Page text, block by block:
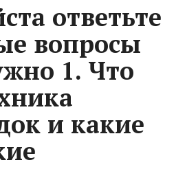
ответьте
вопросы
1. Что
и какие